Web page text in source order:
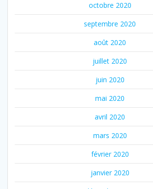
octobre 2020
septembre 2020
août 2020
juillet 2020
juin 2020
mai 2020
avril 2020
mars 2020
février 2020
janvier 2020